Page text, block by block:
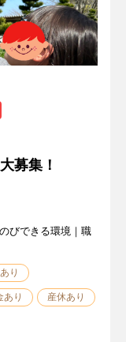
募集！
びできる環境｜職
り
あり 産休あり